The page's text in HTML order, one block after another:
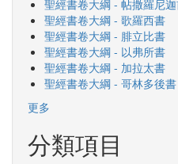
聖經書卷大綱 - 帖撒羅尼
聖經書卷大綱 - 歌羅西書
聖經書卷大綱 - 腓立比書
聖經書卷大綱 - 以弗所書
聖經書卷大綱 - 加拉太書
聖經書卷大綱 - 哥林多後書
更多
分類項目